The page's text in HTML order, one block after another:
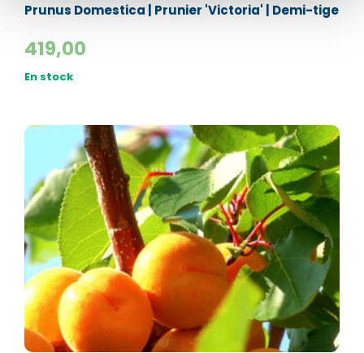
Nom*
Numéro de téléphone*
E-mail:*
Valider
Prunus Domestica | Prunier 'Victoria' | Demi-tige
419,00
En stock
Nom*
Numéro de téléphone*
E-mail:*
Valider